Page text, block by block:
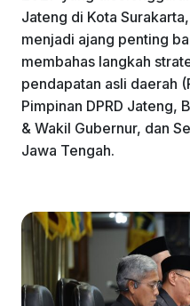
Jateng di Kota
menjadi ajang penting
membahas langkah
pendapatan asli daerah
Pimpinan DPRD Jateng,
& Wakil Gubernur, dan
Jawa Tengah.